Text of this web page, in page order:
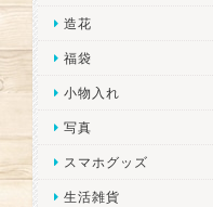
造花
福袋
小物入れ
写真
スマホグッズ
生活雑貨